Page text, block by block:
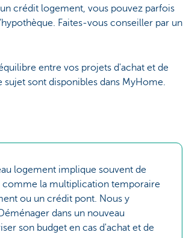
crédit logement, vous pouvez parfois
Faites-vous conseiller par un
entre vos projets d'achat et de
sont disponibles dans MyHome.
logement implique souvent de
comme la multiplication temporaire
ou un crédit pont. Nous y
dans un nouveau
son budget en cas d'achat et de